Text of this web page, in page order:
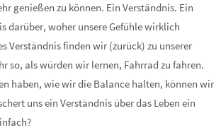
genießen zu können. Ein Verständnis. Ein
darüber, woher unsere Gefühle wirklich
Verständnis finden wir (zurück) zu unserer
so, als würden wir lernen, Fahrrad zu fahren.
haben, wie wir die Balance halten, können wir
uns ein Verständnis über das Leben ein